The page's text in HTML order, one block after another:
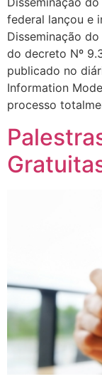
federal lançou e
Disseminação
do decreto Nº
publicado no
Information
processo